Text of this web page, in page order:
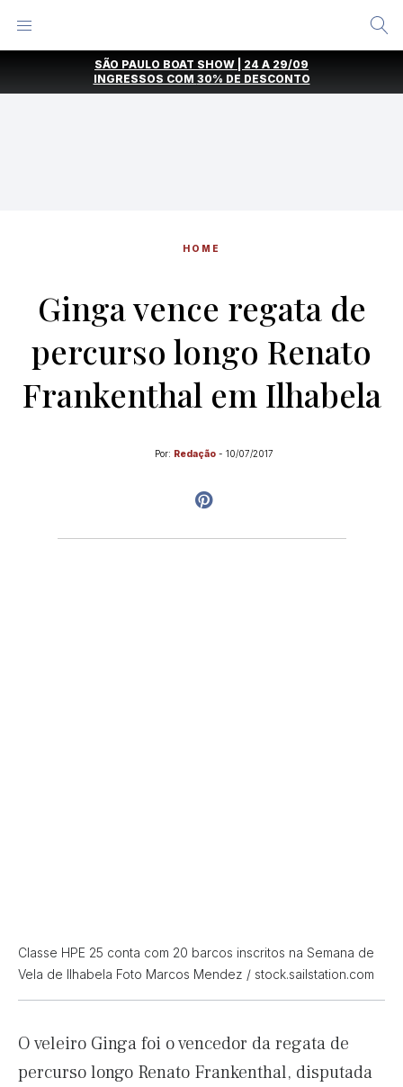
SÃO PAULO BOAT SHOW | 24 A 29/09
INGRESSOS COM 30% DE DESCONTO
HOME
Ginga vence regata de
percurso longo Renato
Frankenthal em Ilhabela
Por: Redação - 10/07/2017
Classe HPE 25 conta com 20 barcos inscritos na Semana de
Vela de Ilhabela Foto Marcos Mendez / stock.sailstation.com
O veleiro Ginga foi o vencedor da regata de
percurso longo Renato Frankenthal, disputada